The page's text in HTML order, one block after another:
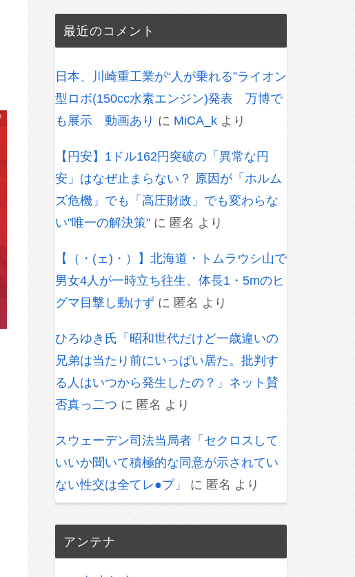
最近のコメント
日本、川崎重工業が“人が乗れる”ライオン
型ロボ(150cc水素エンジン)発表 万博で
も展示 動画あり に MiCA_k より
【円安】1ドル162円突破の「異常な円
安」はなぜ止まらない？ 原因が「ホルム
ズ危機」でも「高圧財政」でも変わらな
い"唯一の解決策" に 匿名 より
【（・(ェ)・）】北海道・トムラウシ山で
男女4人が一時立ち往生、体長1・5mのヒ
グマ目撃し動けず に 匿名 より
ひろゆき氏「昭和世代だけど一歳違いの
兄弟は当たり前にいっぱい居た。批判す
る人はいつから発生したの？」ネット賛
否真っ二つ に 匿名 より
スウェーデン司法当局者「セクロスして
いいか聞いて積極的な同意が示されてい
ない性交は全てレ●プ」
に 匿名 より
アンテナ